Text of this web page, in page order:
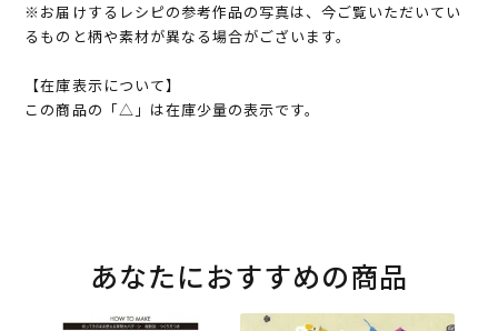
※お届けするレシピの参考作品の写真は、今ご覧いただいてい
るものと柄や素材が異なる場合がございます。
【在庫表示について】
この商品の「△」は在庫少量の表示です。
あなたにおすすめの商品